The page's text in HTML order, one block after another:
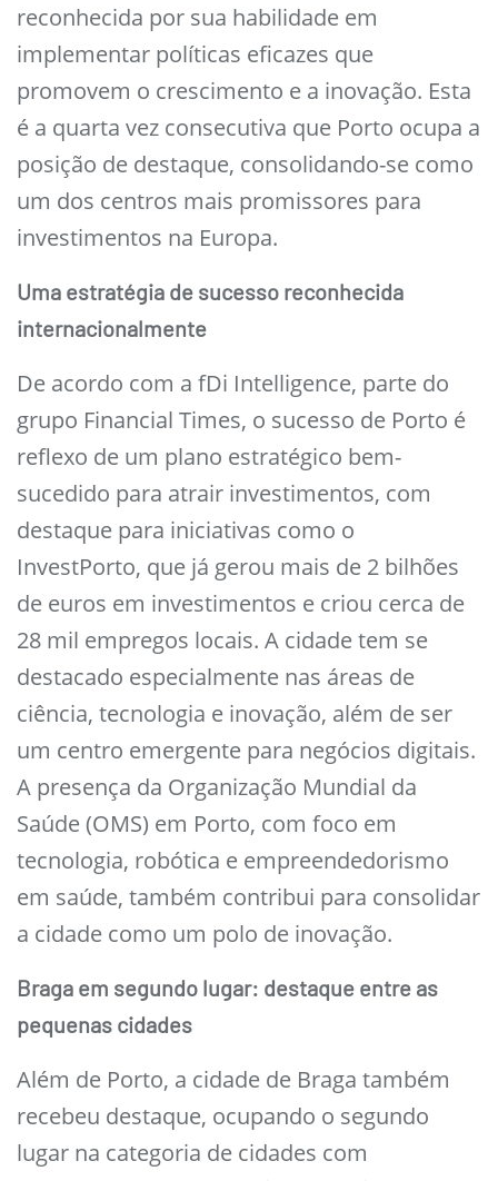
reconhecida por sua habilidade em
implementar políticas eficazes que
promovem o crescimento e a inovação. Esta
é a quarta vez consecutiva que Porto ocupa a
posição de destaque, consolidando-se como
um dos centros mais promissores para
investimentos na Europa.
Uma estratégia de sucesso reconhecida
internacionalmente
De acordo com a fDi Intelligence, parte do
grupo Financial Times, o sucesso de Porto é
reflexo de um plano estratégico bem-
sucedido para atrair investimentos, com
destaque para iniciativas como o
InvestPorto, que já gerou mais de 2 bilhões
de euros em investimentos e criou cerca de
28 mil empregos locais. A cidade tem se
destacado especialmente nas áreas de
ciência, tecnologia e inovação, além de ser
um centro emergente para negócios digitais.
A presença da Organização Mundial da
Saúde (OMS) em Porto, com foco em
tecnologia, robótica e empreendedorismo
em saúde, também contribui para consolidar
a cidade como um polo de inovação.
Braga em segundo lugar: destaque entre as
pequenas cidades
Além de Porto, a cidade de Braga também
recebeu destaque, ocupando o segundo
lugar na categoria de cidades com